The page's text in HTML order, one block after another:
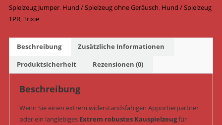
extrem
robust
XL
geräuschlos
8,6
Spielzeug Jumper, Hund / Spielzeug ohne Geräusch, Hund / Spielzeug
TPR,Trixie
Beschreibung
Zusätzliche Informationen
Produktsicherheit
Rezensionen (0)
Beschreibung
Wenn Sie einen extrem widerstandsfähigen Apportierpartner
oder ein langlebiges Extrem robustes Kauspielzeugfür